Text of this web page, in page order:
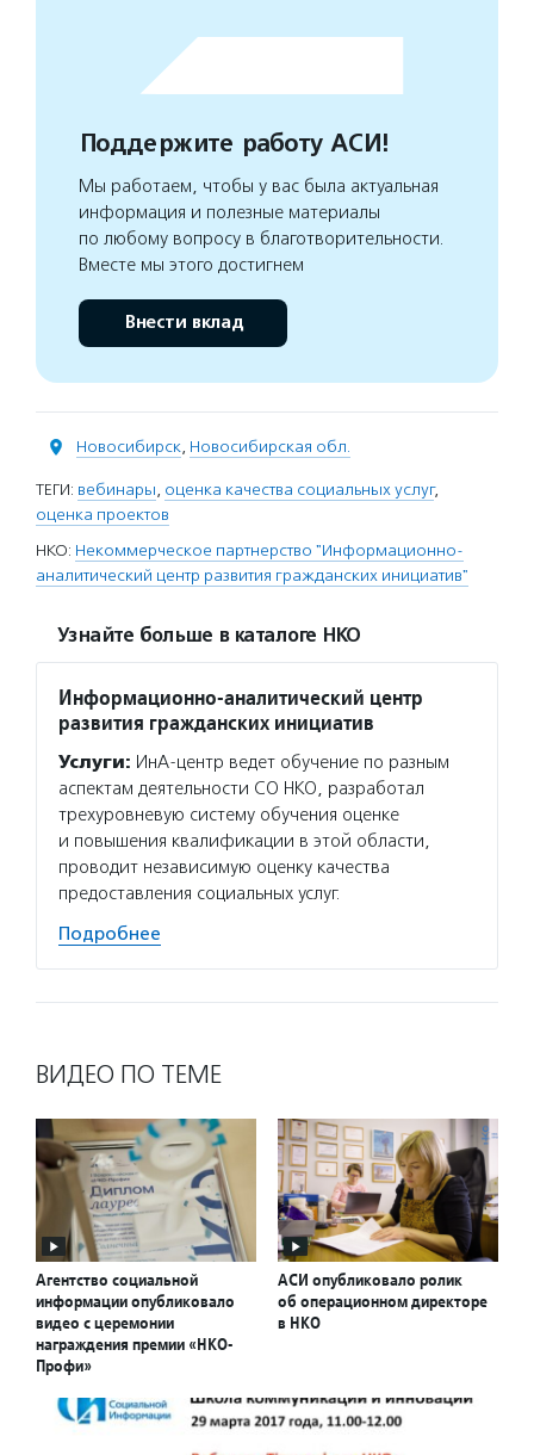
Поддержите работу АСИ!
Мы работаем, чтобы у вас была актуальная
информация и полезные материалы
по любому вопросу в благотворительности.
Вместе мы этого достигнем
Внести вклад
Новосибирск, Новосибирская обл.
ТЕГИ: вебинары, оценка качества социальных услуг,
оценка проектов
НКО: Некоммерческое партнерство "Информационно-
аналитический центр развития гражданских инициатив"
Узнайте больше в каталоге НКО
Информационно-аналитический центр
развития гражданских инициатив
Услуги: ИнА-центр ведет обучение по разным
аспектам деятельности СО НКО, разработал
трехуровневую систему обучения оценке
и повышения квалификации в этой области,
проводит независимую оценку качества
предоставления социальных услуг.
Подробнее
ВИДЕО ПО ТЕМЕ
Агентство социальной
информации опубликовало
видео с церемонии
награждения премии «НКО-
Профи»
АСИ опубликовало ролик
об операционном директоре
в НКО